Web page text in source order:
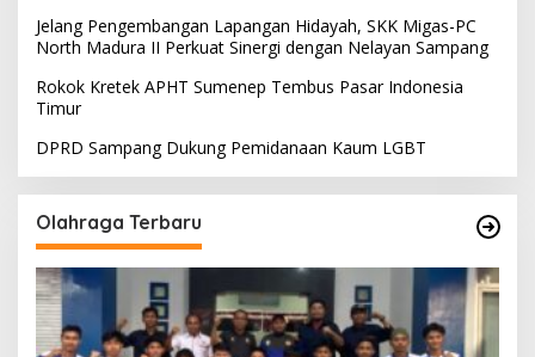
Jelang Pengembangan Lapangan Hidayah, SKK Migas-PC
North Madura II Perkuat Sinergi dengan Nelayan Sampang
Rokok Kretek APHT Sumenep Tembus Pasar Indonesia
Timur
DPRD Sampang Dukung Pemidanaan Kaum LGBT
Olahraga Terbaru